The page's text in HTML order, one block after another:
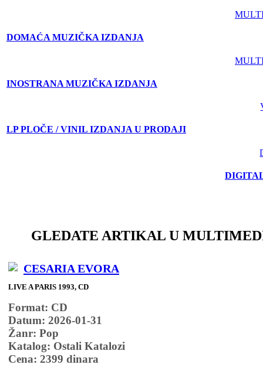
DOMAĆA MUZIČKA IZDANJA
INOSTRANA MUZIČKA IZDANJA
LP PLOČE / VINIL IZDANJA U PRODAJI
GLEDATE ARTIKAL U
CESARIA EVORA
LIVE A PARIS 1993, CD
Format: CD
Datum: 2026-01-31
Žanr: Pop
Katalog: Ostali Katalozi
Cena: 2399 dinara